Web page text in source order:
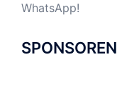
WhatsApp!
SPONSOREN